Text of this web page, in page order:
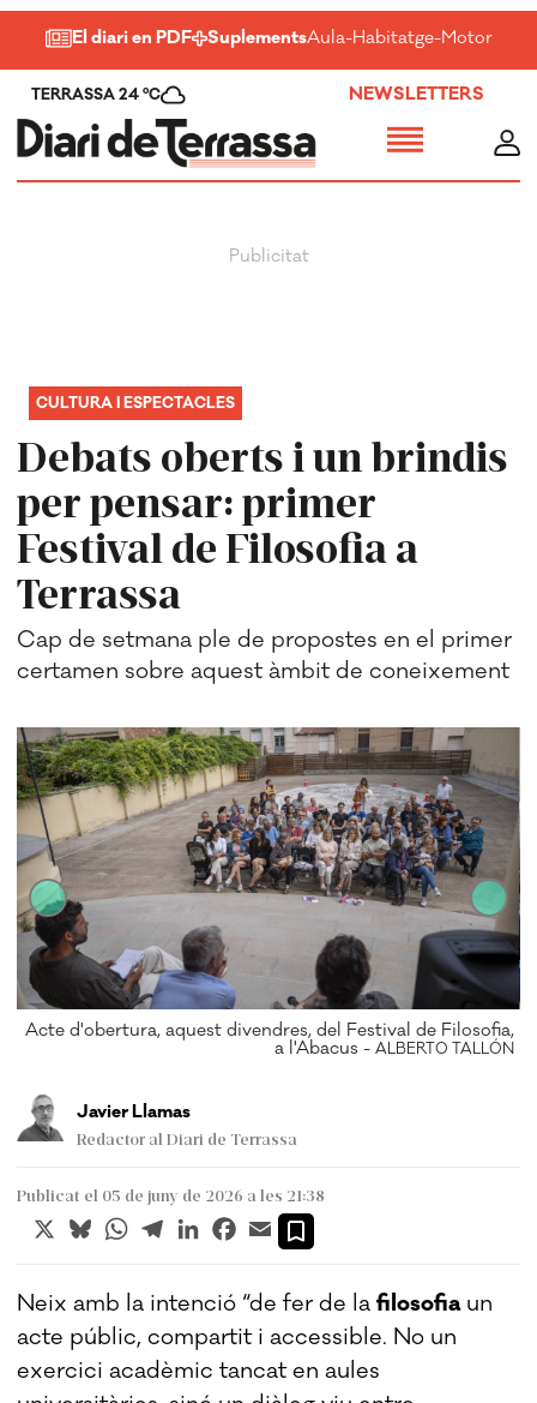
El diari en PDF SuplementsAula-Habitatge-Motor-
TERRASSA 24 ºC NEWSLETTERS
Debats oberts i un brindis
per pensar: primer
Festival de Filosofia a
Terrassa
CULTURA I ESPECTACLES
Cap de setmana ple de propostes en el primer
certamen sobre aquest àmbit de coneixement
Acte d'obertura, aquest divendres, del Festival de Filosofia,
a l'Abacus -ALBERTO TALLÓN
Javier Llamas
Redactor al Diari de Terrassa
Publicat el 05 de juny de 2026 a les 21:38
X BlueskyWhatsApp
TelegramLinkedInFacebook
Email
Neix amb la intenció “de fer de lafilosofia un
acte públic, compartit i accessible. No un
exercici acadèmic tancat en aules